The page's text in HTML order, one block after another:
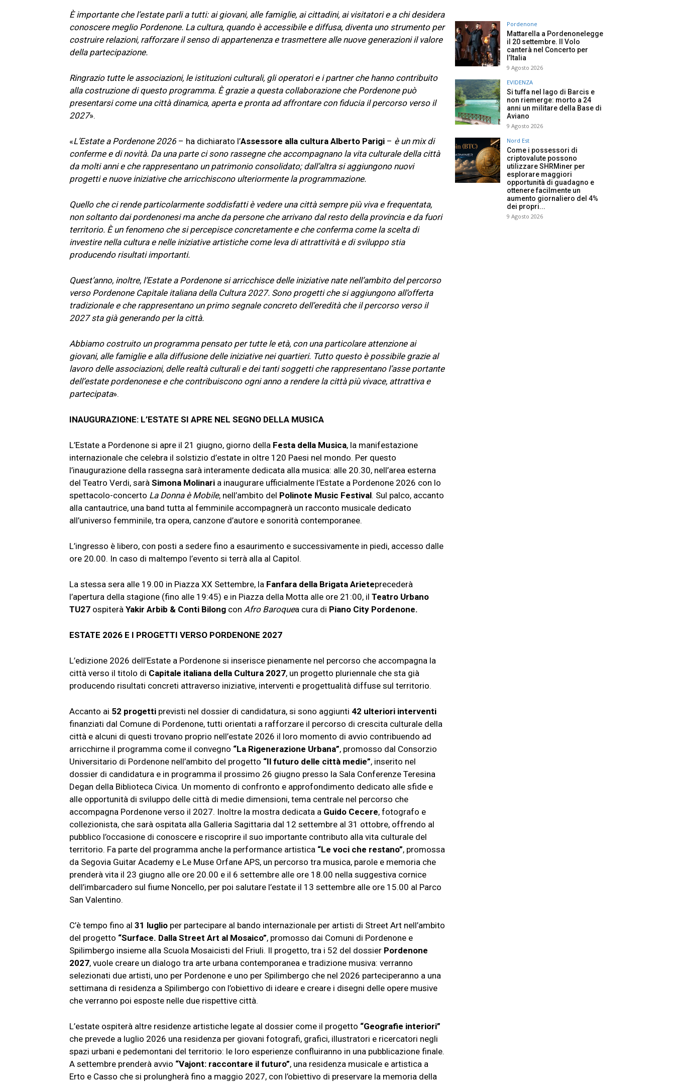
È importante che l’estate parli a tutti: ai giovani, alle famiglie, ai cittadini, ai visitatori e a chi desidera
conoscere meglio Pordenone. La cultura, quando è accessibile e diffusa, diventa uno strumento per
costruire relazioni, rafforzare il senso di appartenenza e trasmettere alle nuove generazioni il valore
della partecipazione.
Ringrazio tutte le associazioni, le istituzioni culturali, gli operatori e i partner che hanno contribuito
alla costruzione di questo programma. È grazie a questa collaborazione che Pordenone può
presentarsi come una città dinamica, aperta e pronta ad affrontare con fiducia il percorso verso il
2027».
«L’Estate a Pordenone 2026 – ha dichiarato l’Assessore alla cultura Alberto Parigi – è un mix di
conferme e di novità. Da una parte ci sono rassegne che accompagnano la vita culturale della città
da molti anni e che rappresentano un patrimonio consolidato; dall’altra si aggiungono nuovi
progetti e nuove iniziative che arricchiscono ulteriormente la programmazione.
Quello che ci rende particolarmente soddisfatti è vedere una città sempre più viva e frequentata,
non soltanto dai pordenonesi ma anche da persone che arrivano dal resto della provincia e da fuori
territorio. È un fenomeno che si percepisce concretamente e che conferma come la scelta di
investire nella cultura e nelle iniziative artistiche come leva di attrattività e di sviluppo stia
producendo risultati importanti.
Quest’anno, inoltre, l’Estate a Pordenone si arricchisce delle iniziative nate nell’ambito del percorso
verso Pordenone Capitale italiana della Cultura 2027. Sono progetti che si aggiungono all’offerta
tradizionale e che rappresentano un primo segnale concreto dell’eredità che il percorso verso il
2027 sta già generando per la città.
Abbiamo costruito un programma pensato per tutte le età, con una particolare attenzione ai
giovani, alle famiglie e alla diffusione delle iniziative nei quartieri. Tutto questo è possibile grazie al
lavoro delle associazioni, delle realtà culturali e dei tanti soggetti che rappresentano l’asse portante
dell’estate pordenonese e che contribuiscono ogni anno a rendere la città più vivace, attrattiva e
partecipata».
INAUGURAZIONE: L’ESTATE SI APRE NEL SEGNO DELLA MUSICA
L’Estate a Pordenone si apre il 21 giugno, giorno della Festa della Musica, la manifestazione
internazionale che celebra il solstizio d’estate in oltre 120 Paesi nel mondo. Per questo
l’inaugurazione della rassegna sarà interamente dedicata alla musica: alle 20.30, nell’area esterna
del Teatro Verdi, sarà Simona Molinari a inaugurare ufficialmente l’Estate a Pordenone 2026 con lo
spettacolo-concerto La Donna è Mobile, nell’ambito del Polinote Music Festival. Sul palco, accanto
alla cantautrice, una band tutta al femminile accompagnerà un racconto musicale dedicato
all’universo femminile, tra opera, canzone d’autore e sonorità contemporanee.
L’ingresso è libero, con posti a sedere fino a esaurimento e successivamente in piedi, accesso dalle
ore 20.00. In caso di maltempo l’evento si terrà alla al Capitol.
La stessa sera alle 19.00 in Piazza XX Settembre, la Fanfara della Brigata Arieteprecederà
l’apertura della stagione (fino alle 19:45) e in Piazza della Motta alle ore 21:00, il Teatro Urbano
TU27 ospiterà Yakir Arbib & Conti Bilong con Afro Baroquea cura di Piano City Pordenone.
ESTATE 2026 E I PROGETTI VERSO PORDENONE 2027
L’edizione 2026 dell’Estate a Pordenone si inserisce pienamente nel percorso che accompagna la
città verso il titolo di Capitale italiana della Cultura 2027, un progetto pluriennale che sta già
producendo risultati concreti attraverso iniziative, interventi e progettualità diffuse sul territorio.
Accanto ai 52 progetti previsti nel dossier di candidatura, si sono aggiunti 42 ulteriori interventi
finanziati dal Comune di Pordenone, tutti orientati a rafforzare il percorso di crescita culturale della
città e alcuni di questi trovano proprio nell’estate 2026 il loro momento di avvio contribuendo ad
arricchirne il programma come il convegno “La Rigenerazione Urbana”, promosso dal Consorzio
Universitario di Pordenone nell’ambito del progetto “Il futuro delle città medie”, inserito nel
dossier di candidatura e in programma il prossimo 26 giugno presso la Sala Conferenze Teresina
Degan della Biblioteca Civica. Un momento di confronto e approfondimento dedicato alle sfide e
alle opportunità di sviluppo delle città di medie dimensioni, tema centrale nel percorso che
accompagna Pordenone verso il 2027. Inoltre la mostra dedicata a Guido Cecere, fotografo e
collezionista, che sarà ospitata alla Galleria Sagittaria dal 12 settembre al 31 ottobre, offrendo al
pubblico l’occasione di conoscere e riscoprire il suo importante contributo alla vita culturale del
territorio. Fa parte del programma anche la performance artistica “Le voci che restano”, promossa
da Segovia Guitar Academy e Le Muse Orfane APS, un percorso tra musica, parole e memoria che
prenderà vita il 23 giugno alle ore 20.00 e il 6 settembre alle ore 18.00 nella suggestiva cornice
dell’imbarcadero sul fiume Noncello, per poi salutare l’estate il 13 settembre alle ore 15.00 al Parco
San Valentino.
C’è tempo fino al 31 luglio per partecipare al bando internazionale per artisti di Street Art nell’ambito
del progetto “Surface. Dalla Street Art al Mosaico”, promosso dai Comuni di Pordenone e
Spilimbergo insieme alla Scuola Mosaicisti del Friuli. Il progetto, tra i 52 del dossier Pordenone
2027, vuole creare un dialogo tra arte urbana contemporanea e tradizione musiva: verranno
selezionati due artisti, uno per Pordenone e uno per Spilimbergo che nel 2026 parteciperanno a una
settimana di residenza a Spilimbergo con l’obiettivo di ideare e creare i disegni delle opere musive
che verranno poi esposte nelle due rispettive città.
L’estate ospiterà altre residenze artistiche legate al dossier come il progetto “Geografie interiori”
che prevede a luglio 2026 una residenza per giovani fotografi, grafici, illustratori e ricercatori negli
spazi urbani e pedemontani del territorio: le loro esperienze confluiranno in una pubblicazione finale.
A settembre prenderà avvio “Vajont: raccontare il futuro”, una residenza musicale e artistica a
Erto e Casso che si prolungherà fino a maggio 2027, con l’obiettivo di preservare la memoria della
Pordenone
Mattarella a Pordenonelegge
il 20 settembre. Il Volo
canterà nel Concerto per
l’Italia
9 Agosto 2026
EVIDENZA
Si tuffa nel lago di Barcis e
non riemerge: morto a 24
anni un militare della Base di
Aviano
9 Agosto 2026
Nord Est
Come i possessori di
criptovalute possono
utilizzare SHRMiner per
esplorare maggiori
opportunità di guadagno e
ottenere facilmente un
aumento giornaliero del 4%
dei propri...
9 Agosto 2026